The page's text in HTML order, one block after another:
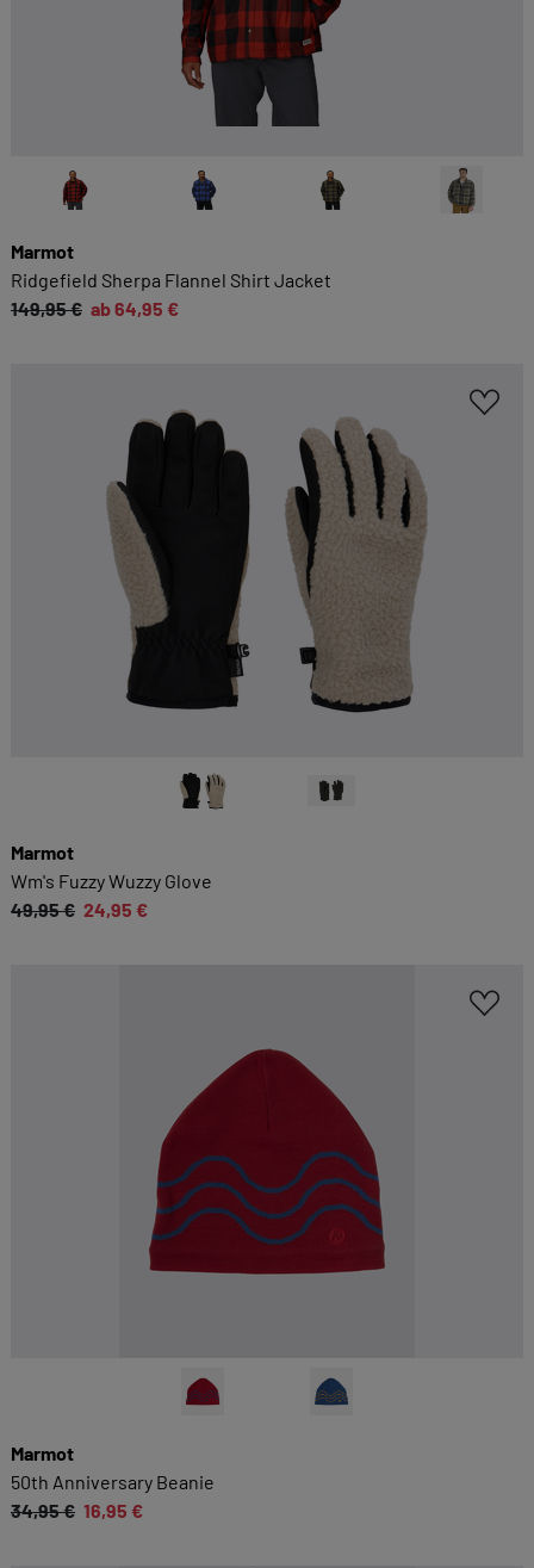
Marmot
Ridgefield Sherpa Flannel Shirt Jacket
149,95 € ab 64,95 €
Marmot
Wm's Fuzzy Wuzzy Glove
49,95 € 24,95 €
Marmot
50th Anniversary Beanie
34,95 € 16,95 €